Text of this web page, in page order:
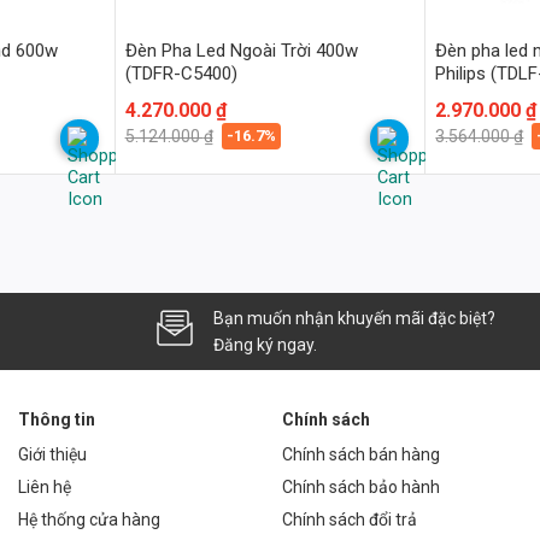
giúp chiếu sáng bãi đỗ xe một cách hiệu quả, tăng cường an
chiếu sáng nhà xưởng, bãi hàng, và các khu vực ngoài trời khác.
điểm vượt trội của sản phẩm.
tương đương khoảng 10-15 năm sử dụng liên tục.
đảm bảo hoạt động ổn định trong mọi điều kiện thời tiết.
tính (4000K) để đáp ứng các nhu cầu chiếu sáng khác nhau.
600w
Đèn Pha Led Ngoài Trời 400w
(TDFR-C5400)
5.124.000₫
Giá
gốc
là:
4.270.000 ₫
Giá
hiện
tại
4.270.000 ₫.
-16.7%
Đèn pha led
Philips
3.564.000₫
Giá
gốc
là:
2.970.000₫
Giá
hiện
tại
2.970.000 ₫.
Bạn muốn nhận khuyến mãi đặc biệt?
Đăng ký ngay.
Thông tin
Giới thiệu
Liên hệ
Hệ thống cửa hàng
Chính sách
Chính sách bán hàng
Chính sách bảo hành
Chính sách đổi trả